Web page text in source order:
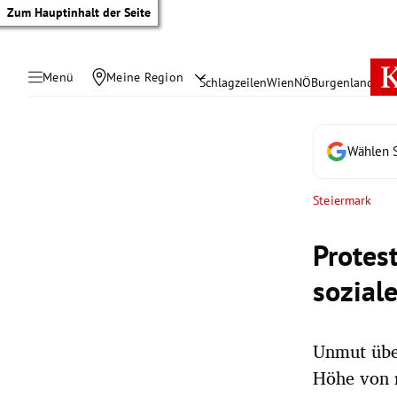
Zum Hauptinhalt der Seite
Menü Meine Region SchlagzeilenWienNÖBurgenland
Wählen
Steiermark
Unmut
Höhe